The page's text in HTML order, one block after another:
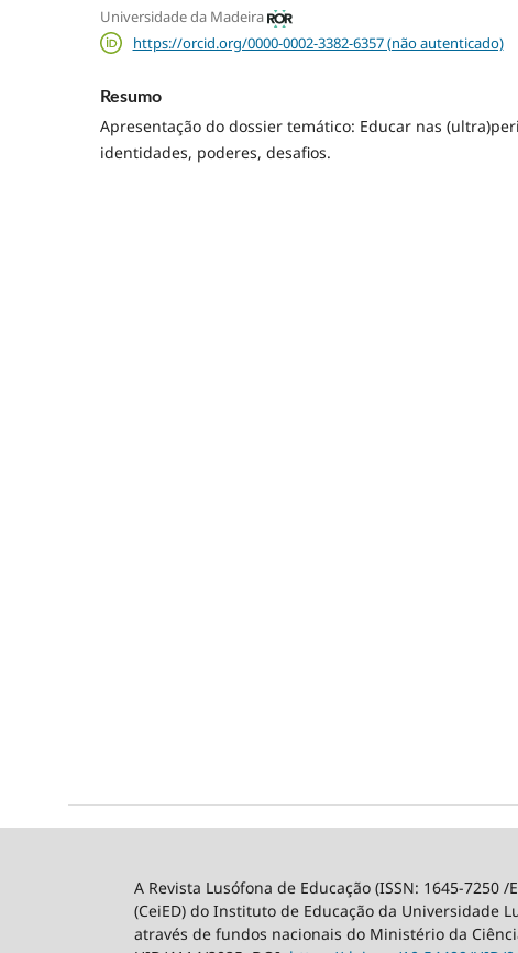
Universidade da Madeira
https://orcid.org/0000-0002-3382-6357 (não autenticado)
Resumo
Apresentação do dossier temático: Educar nas
identidades, poderes, desafios.
A Revista Lusófona de Educação (ISSN: 1645-
(CeiED) do Instituto de Educação da Universidade
através de fundos nacionais do Ministério da